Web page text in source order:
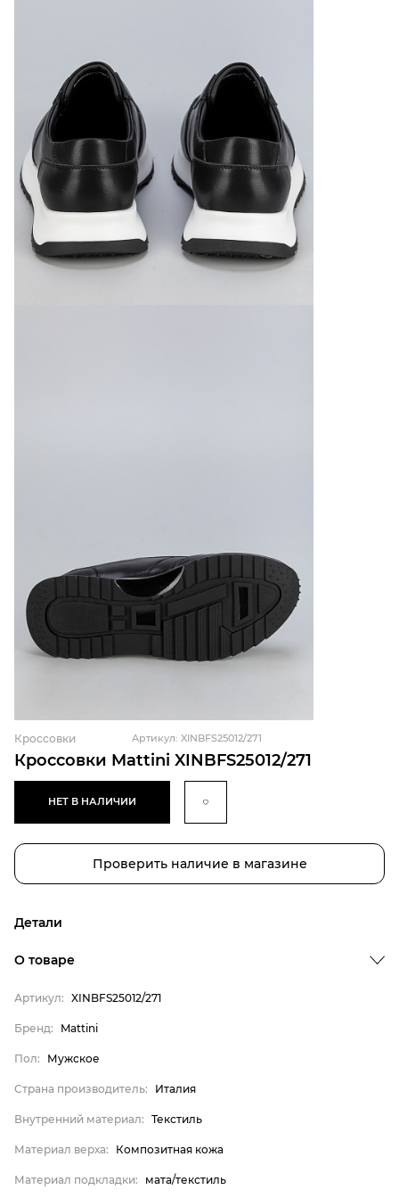
Кроссовки Mattini XINBFS25012/271
Кроссовки Артикул: XINBFS25012/271
НЕТ В НАЛИЧИИ
Проверить наличие в магазине
Детали
Бренд
Пол
Материал подошвы
О товаре
Артикул: XINBFS25012/271
Бренд: Mattini
Пол: Мужское
Страна производитель: Италия
Внутренний материал: Текстиль
Материал верха: Композитная кожа
Материал подкладки: мата/текстиль